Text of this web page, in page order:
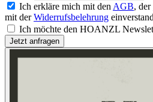
Ich erkläre mich mit den AGB, der
mit derWiderrufsbelehrung
Ich möchte den HOANZL